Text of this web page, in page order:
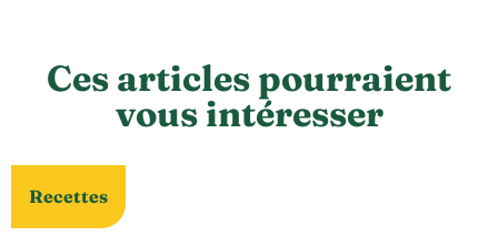
Ces articles pourraient
vous intéresser
Recettes